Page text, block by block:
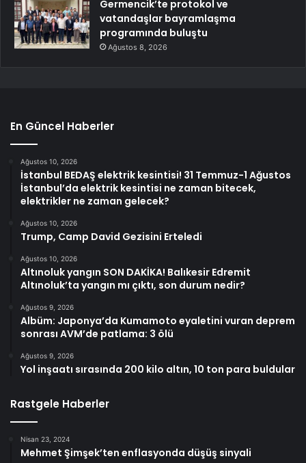
Germencik’te protokol ve
vatandaşlar bayramlaşma
programında buluştu
Ağustos 8, 2026
En Güncel Haberler
Ağustos 10, 2026
İstanbul BEDAŞ elektrik kesintisi! 31 Temmuz-1 Ağustos
İstanbul’da elektrik kesintisi ne zaman bitecek,
elektrikler ne zaman gelecek?
Ağustos 10, 2026
Trump, Camp David Gezisini Erteledi
Ağustos 10, 2026
Altınoluk yangın SON DAKİKA! Balıkesir Edremit
Altınoluk’ta yangın mı çıktı, son durum nedir?
Ağustos 9, 2026
Albüm: Japonya’da Kumamoto eyaletini vuran deprem
sonrası AVM’de patlama: 3 ölü
Ağustos 9, 2026
Yol inşaatı sırasında 200 kilo altın, 10 ton para buldular
Rastgele Haberler
Nisan 23, 2024
Mehmet Şimşek’ten enflasyonda düşüş sinyali